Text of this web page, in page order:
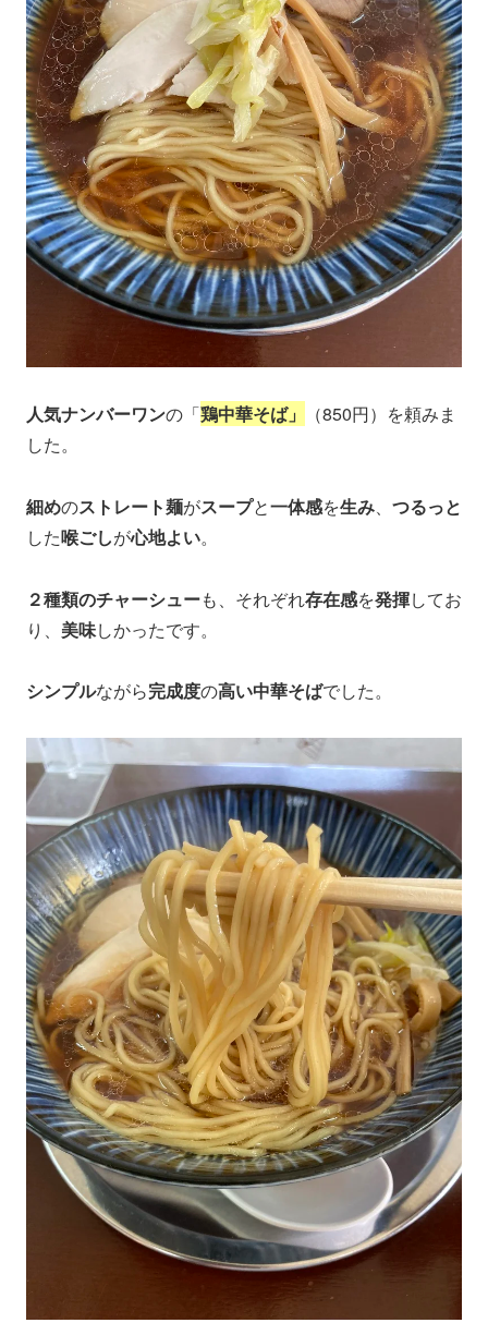
人気ナンバーワンの「鶏中華そば」
（850円）を頼みま
した。
細めのストレート麺がスープと一体感を生み、 つるっと
した喉ごしが心地よい。
２種類のチャーシューも、それぞれ存在感を発揮してお
り、 美味しかったです。
シンプルながら完成度の高い中華そばでした。